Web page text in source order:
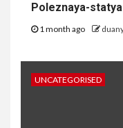
Poleznaya-
1 month ago
UNCATEGORISED